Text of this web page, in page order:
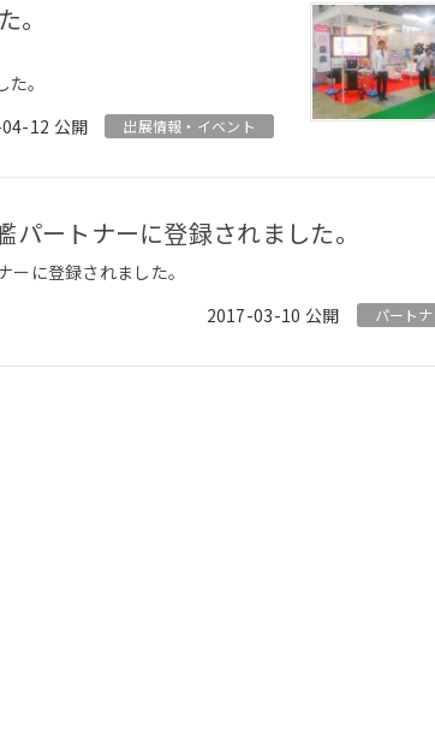
。
。
12
出展情報・イベント
パートナーに登録されました。
に登録されました。
2017-03-10
パート